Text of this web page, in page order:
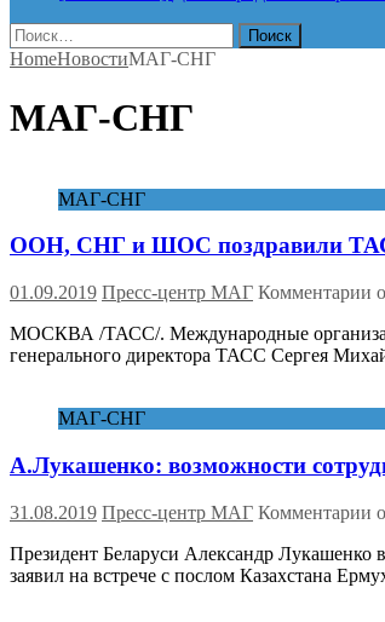
Найти:
HomeНовостиМАГ-СНГ
МАГ-СНГ
МАГ-СНГ
ООН, СНГ и ШОС поздравили
01.09.2019 Пресс-центр МАГ Комментарии к
МОСКВА /ТАСС/. Международные
генерального директора ТАСС Сергея
МАГ-СНГ
А.Лукашенко: возможности
31.08.2019 Пресс-центр МАГ Комментарии к
Президент Беларуси Александр Лукашенко
заявил на встрече с послом Казахстана